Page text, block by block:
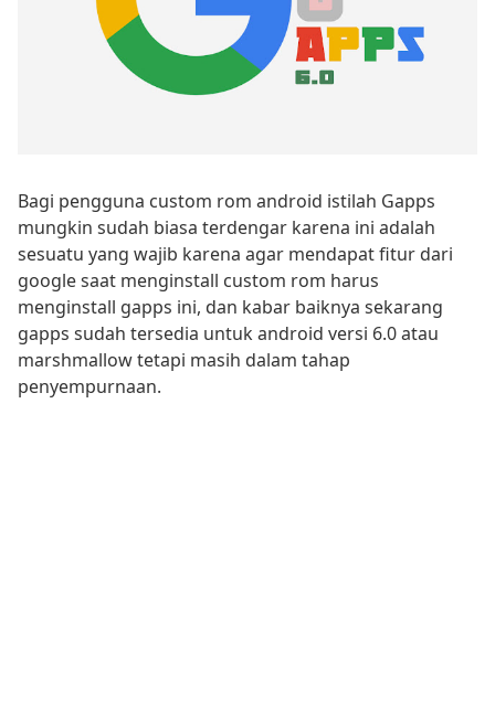
Bagi pengguna custom rom android istilah Gapps
mungkin sudah biasa terdengar karena ini adalah
sesuatu yang wajib karena agar mendapat fitur dari
google saat menginstall custom rom harus
menginstall gapps ini, dan kabar baiknya sekarang
gapps sudah tersedia untuk android versi 6.0 atau
marshmallow tetapi masih dalam tahap
penyempurnaan.